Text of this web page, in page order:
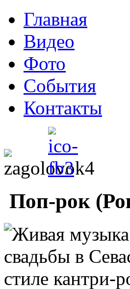
Главная
Видео
Фото
События
Контакты
Поп-рок